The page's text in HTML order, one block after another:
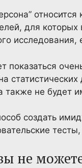
для
исследования,
показаться
также не будет
создать
не